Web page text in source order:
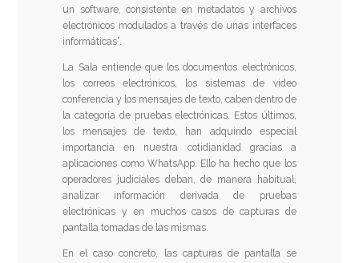
un software, consistente en metadatos y archivos
electrónicos modulados a través de unas interfaces
informáticas”.
La Sala entiende que los documentos electrónicos,
los correos electrónicos, los sistemas de video
conferencia y los mensajes de texto, caben dentro de
la categoría de pruebas electrónicas. Estos últimos,
los mensajes de texto, han adquirido especial
importancia en nuestra cotidianidad gracias a
aplicaciones como WhatsApp. Ello ha hecho que los
operadores judiciales deban, de manera habitual,
analizar información derivada de pruebas
electrónicas y en muchos casos de capturas de
pantalla tomadas de las mismas.
En el caso concreto, las capturas de pantalla se